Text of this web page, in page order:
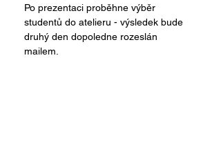
Po prezentaci proběhne výběr
studentů do atelieru - výsledek bude
druhý den dopoledne rozeslán
mailem.